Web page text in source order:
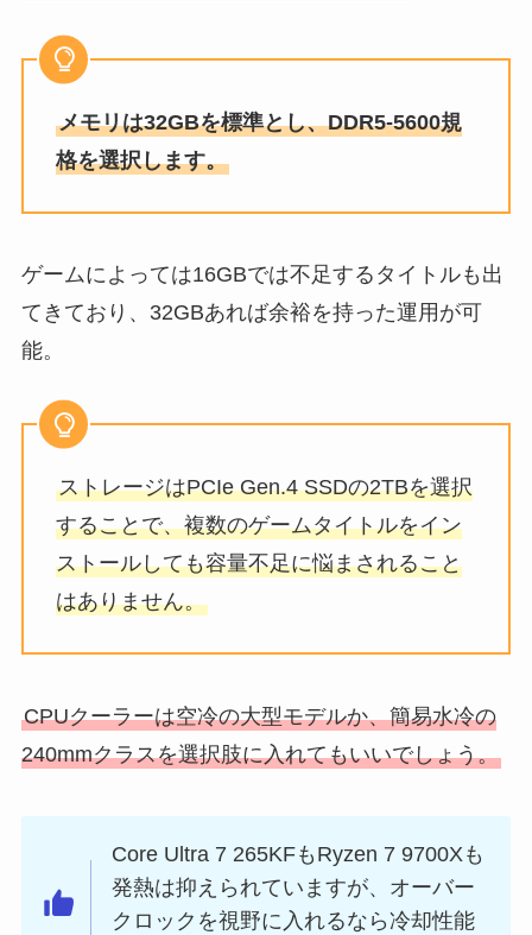
メモリは32GBを標準とし、DDR5-5600規
格を選択します。
ゲームによっては16GBでは不足するタイトルも出
てきており、32GBあれば余裕を持った運用が可
能。
ストレージはPCIe Gen.4 SSDの2TBを選択
することで、複数のゲームタイトルをイン
ストールしても容量不足に悩まされること
はありません。
CPUクーラーは空冷の大型モデルか、簡易水冷の
240mmクラスを選択肢に入れてもいいでしょう。
Core Ultra 7 265KFもRyzen 7 9700Xも
発熱は抑えられていますが、オーバー
クロックを視野に入れるなら冷却性能